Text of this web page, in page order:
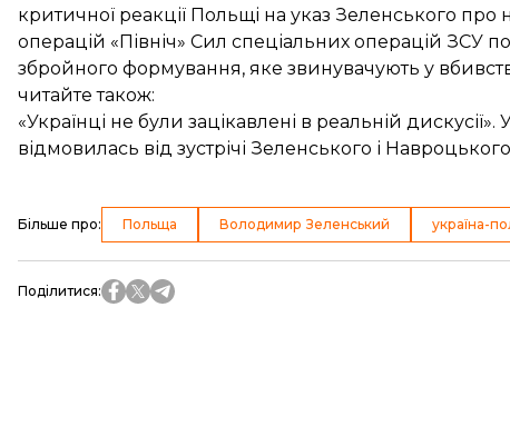
критичної реакції Польщі на указ Зеленського
операцій «Північ» Сил спеціальних операцій ЗСУ
збройного формування, яке звинувачують у
читайте також:
«Українці не були зацікавлені в реальній
відмовилась від зустрічі Зеленського і Навроцького
Більше про: Польща Володимир Зеленський україна-
Поділитися: